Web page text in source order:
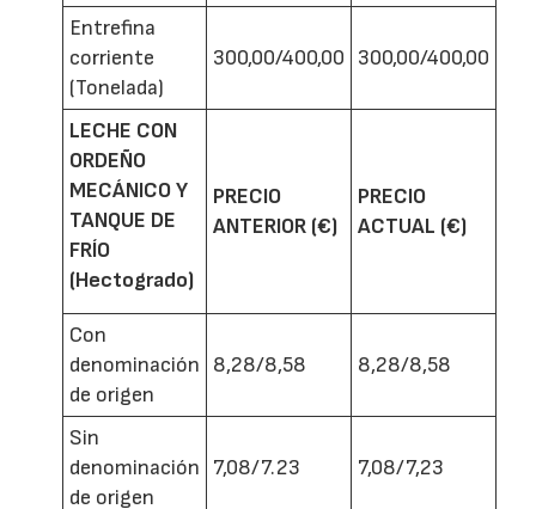
Entrefina
corriente
(Tonelada)
300,00/400,00 300,00/400,00
LECHE CON
ORDEÑO
MECÁNICO Y
TANQUE DE
FRÍO
(Hectogrado)
PRECIO
ANTERIOR (€)
PRECIO
ACTUAL (€)
Con
denominación
de origen
8,28/8,58 8,28/8,58
Sin
denominación
de origen
7,08/7.23 7,08/7,23